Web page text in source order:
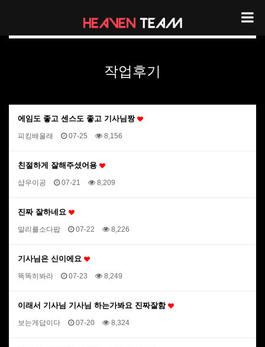
작업후기
에임도 좋고 센스도 좋고 기사님짱
피킹배울래 07-25 8,156
친절하게 잘해주셨어용
샵우이공 07-21 8,209
진짜 잘하네요
말리를소다팝 07-22 8,226
기사님은 신이에요
똑똑히봐라 07-23 8,249
이래서 기사님 기사님 하는가봐요 진짜잘함
보는게답이다 07-20 8,324